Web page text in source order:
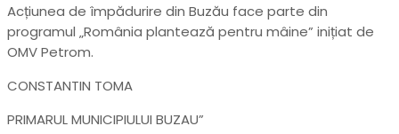
Acțiunea de împădurire din Buzău face parte din
programul „România plantează pentru mâine” inițiat de
OMV Petrom.
CONSTANTIN TOMA
PRIMARUL MUNICIPIULUI BUZAU”